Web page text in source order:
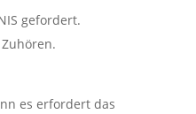
gefordert.
es erfordert das